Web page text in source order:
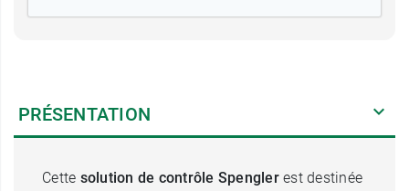
PRÉSENTATION
Cette solution de contrôle Spenglerest destinée